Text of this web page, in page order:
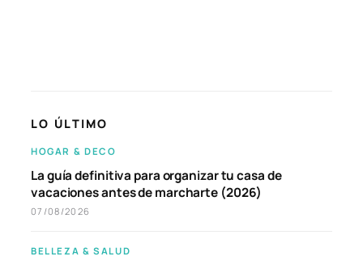
LO ÚLTIMO
HOGAR & DECO
La guía definitiva para organizar tu casa de
vacaciones antes de marcharte (2026)
07/08/2026
BELLEZA & SALUD